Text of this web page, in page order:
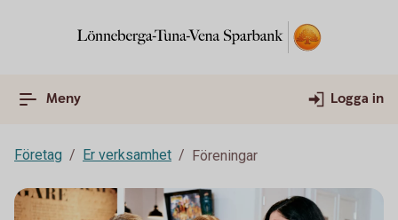
Meny Logga in
Företag Er verksamhet Föreningar